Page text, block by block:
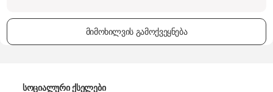
მიმოხილვის გამოქვეყნება
სოციალური ქსელები